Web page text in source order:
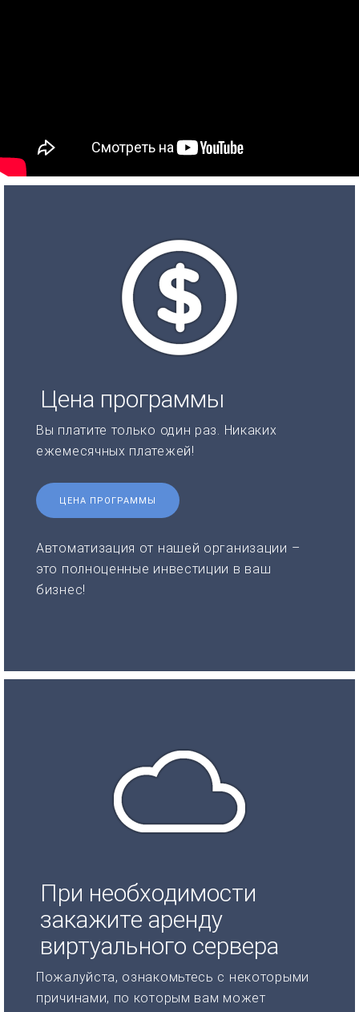
Цена программы
Вы платите только один раз. Никаких
ежемесячных платежей!
ЦЕНА ПРОГРАММЫ
Автоматизация от нашей организации –
это полноценные инвестиции в ваш
бизнес!
При необходимости
закажите аренду
виртуального сервера
Пожалуйста, ознакомьтесь с некоторыми
причинами, по которым вам может